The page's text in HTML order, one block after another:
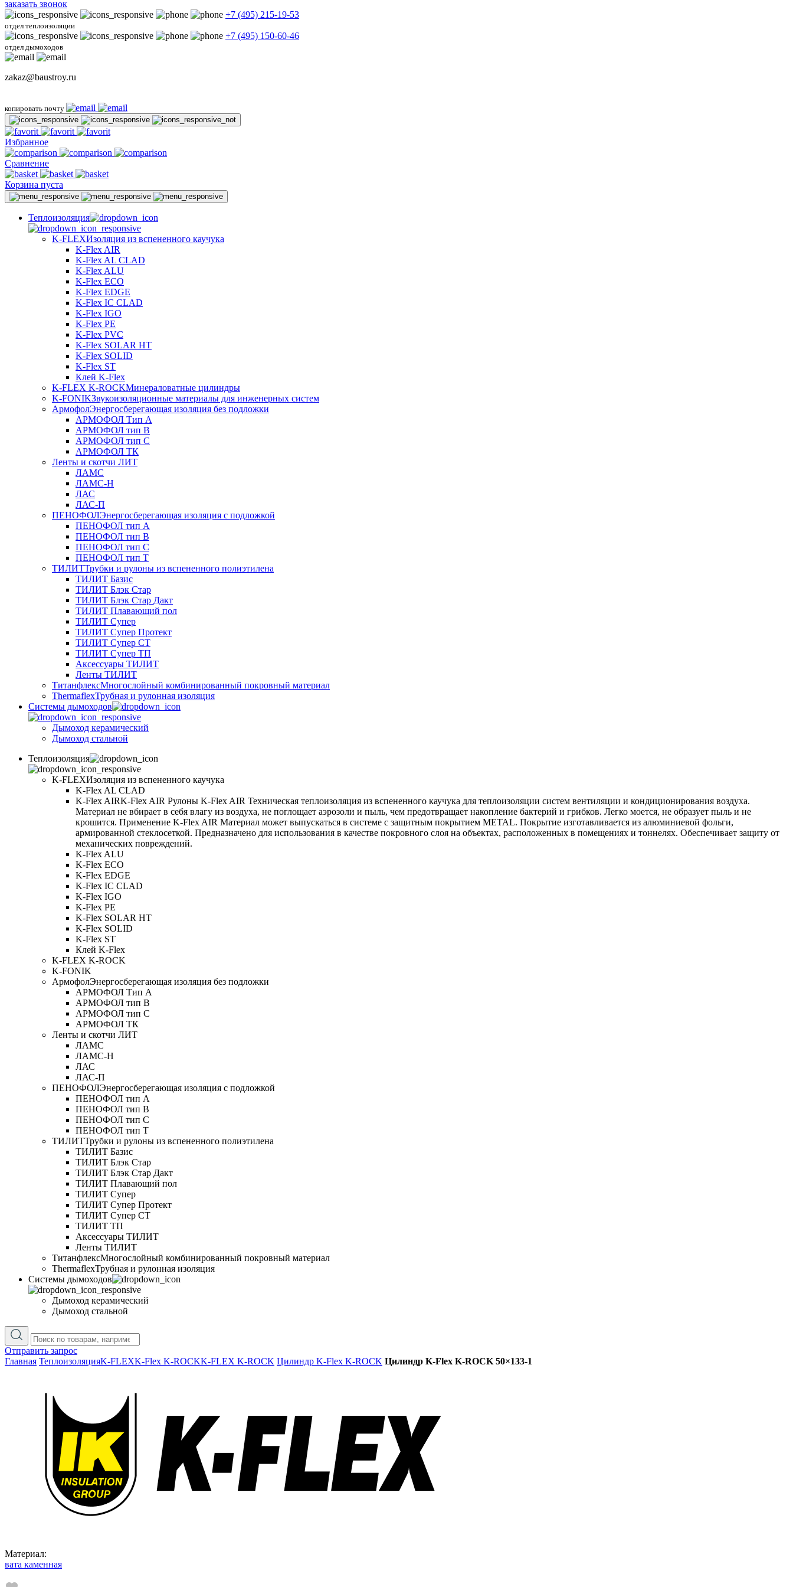
заказать звонок
+7 (495) 215-19-53
отдел теплоизоляции
+7 (495) 150-60-46
отдел дымоходов
zakaz@baustroy.ru
копировать почту
Избранное
Сравнение
Корзина пуста
Теплоизоляция
K-FLEXИзоляция из вспененного каучука
K-Flex AIR
K-Flex AL CLAD
K-Flex ALU
K-Flex ECO
K-Flex EDGE
K-Flex IC CLAD
K-Flex IGO
K-Flex PE
K-Flex PVC
K-Flex SOLAR HT
K-Flex SOLID
K-Flex ST
Клей K-Flex
K-FLEX K-ROCKМинераловатные цилиндры
K-FONIKЗвукоизоляционные материалы для инженерных систем
АрмофолЭнергосберегающая изоляция без подложки
АРМОФОЛ Тип А
АРМОФОЛ тип В
АРМОФОЛ тип C
АРМОФОЛ ТК
Ленты и скотчи ЛИТ
ЛАМС
ЛАМС-Н
ЛАС
ЛАС-П
ПЕНОФОЛЭнергосберегающая изоляция с подложкой
ПЕНОФОЛ тип А
ПЕНОФОЛ тип B
ПЕНОФОЛ тип C
ПЕНОФОЛ тип T
ТИЛИТТрубки и рулоны из вспененного полиэтилена
ТИЛИТ Базис
ТИЛИТ Блэк Стар
ТИЛИТ Блэк Стар Дакт
ТИЛИТ Плавающий пол
ТИЛИТ Супер
ТИЛИТ Супер Протект
ТИЛИТ Супер СТ
ТИЛИТ Супер ТП
Аксессуары ТИЛИТ
Ленты ТИЛИТ
ТитанфлексМногослойный комбинированный покровный материал
ThermaflexТрубная и рулонная изоляция
Cистемы дымоходов
Дымоход керамический
Дымоход стальной
Теплоизоляция
K-FLEXИзоляция из вспененного каучука
K-Flex AL CLAD
K-Flex AIRK-Flex AIR Рулоны K-Flex AIR Техническая теплоизоляция из вспененного каучука для теплоизоляции систем вентиляции и кондиционирования воздуха.
Материал не вбирает в себя влагу из воздуха, не поглощает аэрозоли и пыль, чем предотвращает накопление бактерий и грибков. Легко моется, не образует пыль и не
крошится. Применение K-Flex AIR Материал может выпускаться в системе c защитным покрытием METAL. Покрытие изготавливается из алюминиевой фольги,
армированной стеклосеткой. Предназначено для использования в качестве покровного слоя на объектах, расположенных в помещениях и тоннелях. Обеспечивает защиту от
механических повреждений.
K-Flex ALU
K-Flex ECO
K-Flex EDGE
K-Flex IC CLAD
K-Flex IGO
K-Flex PE
K-Flex SOLAR HT
K-Flex SOLID
K-Flex ST
Клей K-Flex
K-FLEX K-ROCK
K-FONIK
АрмофолЭнергосберегающая изоляция без подложки
АРМОФОЛ Тип А
АРМОФОЛ тип В
АРМОФОЛ тип C
АРМОФОЛ ТК
Ленты и скотчи ЛИТ
ЛАМС
ЛАМС-Н
ЛАС
ЛАС-П
ПЕНОФОЛЭнергосберегающая изоляция с подложкой
ПЕНОФОЛ тип А
ПЕНОФОЛ тип B
ПЕНОФОЛ тип C
ПЕНОФОЛ тип T
ТИЛИТТрубки и рулоны из вспененного полиэтилена
ТИЛИТ Базис
ТИЛИТ Блэк Стар
ТИЛИТ Блэк Стар Дакт
ТИЛИТ Плавающий пол
ТИЛИТ Супер
ТИЛИТ Супер Протект
ТИЛИТ Супер СТ
ТИЛИТ ТП
Аксессуары ТИЛИТ
Ленты ТИЛИТ
ТитанфлексМногослойный комбинированный покровный материал
ThermaflexТрубная и рулонная изоляция
Cистемы дымоходов
Дымоход керамический
Дымоход стальной
Отправить запрос
Главная ТеплоизоляцияK-FLEXK-Flex K-ROCKK-FLEX K-ROCK Цилиндр K-Flex K-ROCK Цилиндр K-Flex K-ROCK 50×133-1
Материал:
вата каменная